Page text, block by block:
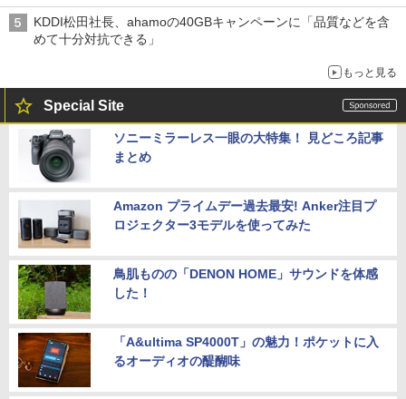
穴と楽天モバイルの課題
KDDI松田社長、ahamoの40GBキャンペーンに「品質などを含
めて十分対抗できる」
もっと見る
Special Site
ソニーミラーレス一眼の大特集！ 見どころ記事
まとめ
Amazon プライムデー過去最安! Anker注目プ
ロジェクター3モデルを使ってみた
鳥肌ものの「DENON HOME」サウンドを体感
した！
「A&ultima SP4000T」の魅力！ポケットに入
るオーディオの醍醐味